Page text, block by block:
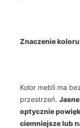
Znaczenie
Kolor mebli ma
przestrzeń.
optycznie
ciemniejsze lub